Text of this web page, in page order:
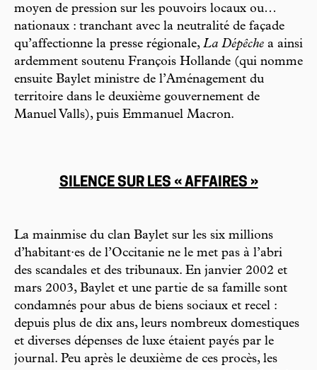
moyen de pression sur les pouvoirs locaux ou…
nationaux : tranchant avec la neutralité de façade
qu’affectionne la presse régionale, La Dépêche a ainsi
ardemment soutenu François Hollande (qui nomme
ensuite Baylet ministre de l’Aménagement du
territoire dans le deuxième gouvernement de
Manuel Valls), puis Emmanuel Macron.
SILENCE SUR LES « AFFAIRES »
La mainmise du clan Baylet sur les six millions
d’habitant·es de l’Occitanie ne le met pas à l’abri
des scandales et des tribunaux. En janvier 2002 et
mars 2003, Baylet et une partie de sa famille sont
condamnés pour abus de biens sociaux et recel :
depuis plus de dix ans, leurs nombreux domestiques
et diverses dépenses de luxe étaient payés par le
journal. Peu après le deuxième de ces procès, les